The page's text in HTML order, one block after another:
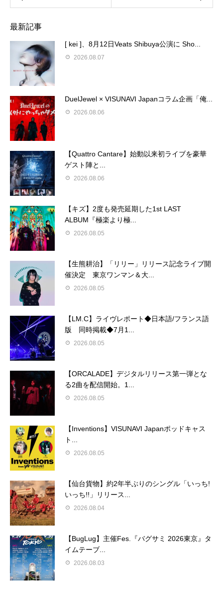
最新記事
[ kei ]、8月12日Veats Shibuya公演に Sho...
2026.08.07
DuelJewel × VISUNAVI Japanコラム企画「俺...
2026.08.06
【Quattro Cantare】始動以来初ライブを豪華
ゲスト陣と...
2026.08.06
【キズ】2度も発売延期した1st LAST
ALBUM『極楽より極...
2026.08.05
【生熊耕治】「リリー」リリース記念ライブ開
催決定 東京ワンマン＆大...
2026.08.05
【LM.C】ライヴレポート◆日本語/フランス語
版 同時掲載◆7月1...
2026.08.05
【ORCALADE】デジタルリリース第一弾とな
る2曲を配信開始。1...
2026.08.05
【Inventions】VISUNAVI Japanポッドキャス
ト...
2026.08.05
【仙台貨物】約2年半ぶりのシングル「いっち!
いっち!!」リリース...
2026.08.04
【BugLug】主催Fes.『バグサミ 2026東京』タ
イムテーブ...
2026.08.03